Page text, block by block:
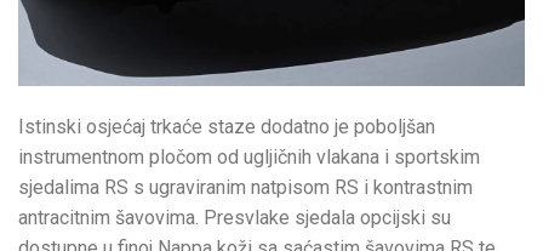
Istinski osjećaj trkaće staze dodatno je poboljšan
instrumentnom pločom od ugljičnih vlakana i sportskim
sjedalima RS s ugraviranim natpisom RS i kontrastnim
antracitnim šavovima. Presvlake sjedala opcijski su